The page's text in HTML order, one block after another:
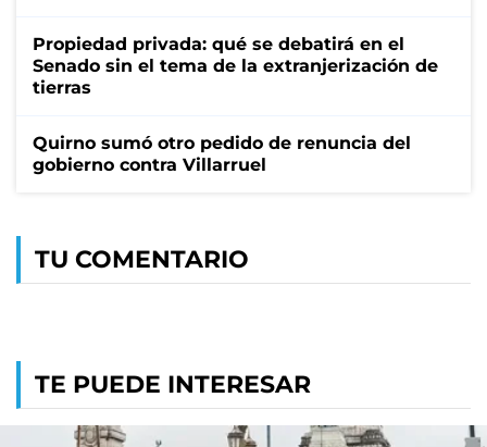
Propiedad privada: qué se debatirá en el
Senado sin el tema de la extranjerización de
tierras
Quirno sumó otro pedido de renuncia del
gobierno contra Villarruel
TU COMENTARIO
TE PUEDE INTERESAR